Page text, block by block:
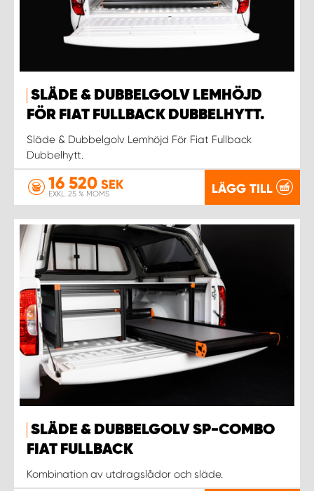
SLÄDE & DUBBELGOLV LEMHÖJD
FÖR FIAT FULLBACK DUBBELHYTT.
Släde & Dubbelgolv Lemhöjd För Fiat Fullback
Dubbelhytt.
16 520 SEK
EXKL. 25 % MOMS LÄGG TILL
SLÄDE & DUBBELGOLV SP-COMBO
FIAT FULLBACK
Kombination av utdragslådor och släde.
WORK SYSTEM UPPSALA
WORK SYSTEM VARBERG
WORK SYSTEM VÄRNAMO
WORK SYSTEM VÄSTERÅS
WORK SYSTEM VÄXJÖ
WORK SYSTEM ÖREBRO
WORK SYSTEM ÖSTERSUND